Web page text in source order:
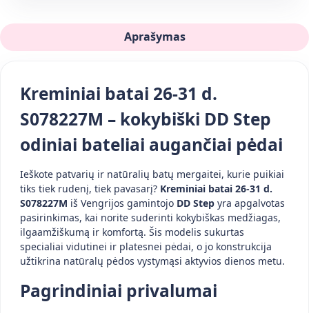
Aprašymas
Kreminiai batai 26-31 d.
S078227M – kokybiški DD Step
odiniai bateliai augančiai pėdai
Ieškote patvarių ir natūralių batų mergaitei, kurie puikiai
tiks tiek rudenį, tiek pavasarį? Kreminiai batai 26-31 d.
S078227M iš Vengrijos gamintojo DD Step yra apgalvotas
pasirinkimas, kai norite suderinti kokybiškas medžiagas,
ilgaamžiškumą ir komfortą. Šis modelis sukurtas
specialiai vidutinei ir platesnei pėdai, o jo konstrukcija
užtikrina natūralų pėdos vystymąsi aktyvios dienos metu.
Pagrindiniai privalumai